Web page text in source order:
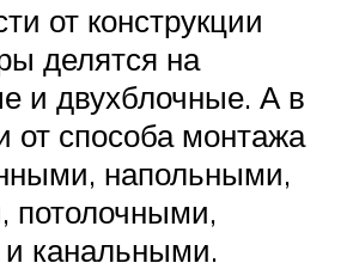
от конструкции
делятся на
и двухблочные. А в
от способа монтажа
напольными,
потолочными,
канальными.